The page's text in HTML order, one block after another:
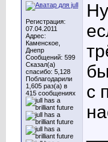
Регистрация:
07.04.2011
Адрес:
Каменское,
Днепр
Сообщений: 599
Сказал(а)
спасибо: 5,128
Поблагодарили
1,605 раз(а) в
415 сообщениях
с